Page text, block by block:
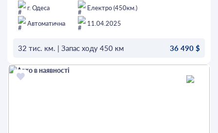
матричні фари, камери 360, бездротова зарядка, 4х-
зонний клімат, адаптивний круїз, утримання в смузі,
контроль сліпих зон, підігріви всіх сидінь та керма,
вентиляція переднього ряду, музична система
та багато іншого. Перед придбанням автомобіль можна
придбати в кредит або лізинг. Придивись, можливо саме
це - Твоє Авто.
Дзвоніть за більш детальною інформацією:
г. Одеса
Електро (450км.)
Автоматична
11.04.2025
32 тис. км. | Запас ходу 450 км 36 490 $
ОСТАВИТЬ ЗАЯВКУ